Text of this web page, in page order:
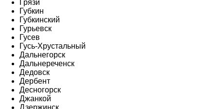
Грязи
Губкин
Губкинский
Гурьевск
Гусев
Гусь-Хрустальный
Дальнегорск
Дальнереченск
Дедовск
Дербент
Десногорск
Джанкой
Дзержинск